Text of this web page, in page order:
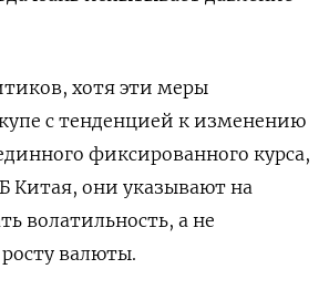
хотя эти меры
с тенденцией к изменению
фиксированного курса,
Китая, они указывают на
волатильность, а не
валюты.